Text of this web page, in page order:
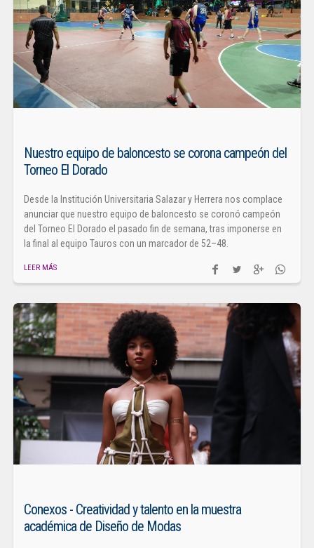
Nuestro equipo de baloncesto se corona campeón del
Torneo El Dorado
Desde la Institución Universitaria Salazar y Herrera nos complace
anunciar que nuestro equipo de baloncesto se coronó campeón
del Torneo El Dorado el pasado fin de semana, tras imponerse en
la final al equipo Tauros con un marcador de 52–48.
LEER MÁS
Conexos - Creatividad y talento en la muestra
académica de Diseño de Modas